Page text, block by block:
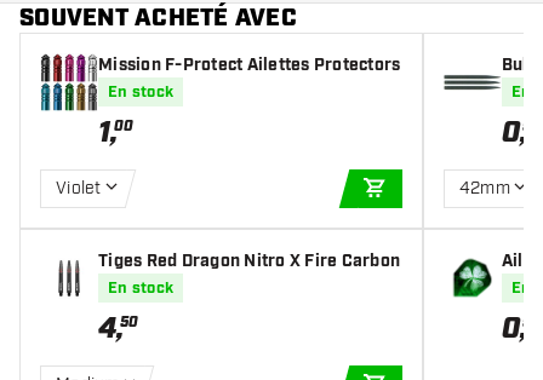
SOUVENT ACHETÉ AVEC
Mission F-Protect Ailettes Protectors
En stock
1,00
Violet
AJOUTER AU
Tiges Red Dragon Nitro X Fire Carbon
En stock
4,50
En
0,95
42mm
En
0,95